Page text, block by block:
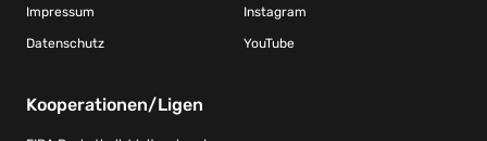
Impressum
Datenschutz
Instagram
YouTube
Kooperationen/Ligen